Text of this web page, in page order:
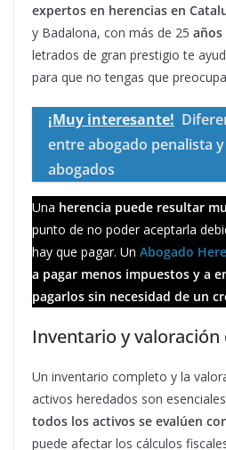
expertos en herencias en
y Badalona, con más de 25 años
letrados de gran prestigio te
para que no tengas que
¡Muy interesante!
entre abogado penalista
abogados
Una herencia puede resultar
punto de no poder aceptarla
hay que pagar. Un Abogado
a pagar menos impuestos y a
pagarlos sin necesidad de un
Inventario y valoración
Un inventario completo y la
activos heredados son
todos los activos se evalúen
puede afectar los cálculos